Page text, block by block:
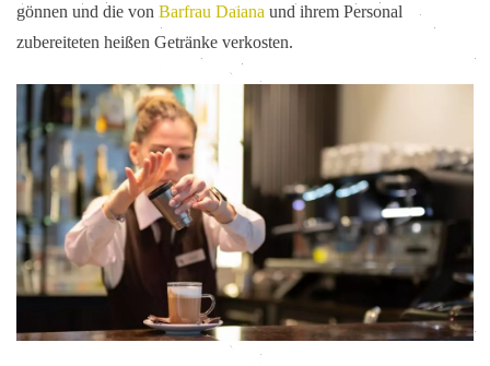
gönnen und die von Barfrau Daiana und ihrem Personal
zubereiteten heißen Getränke verkosten.